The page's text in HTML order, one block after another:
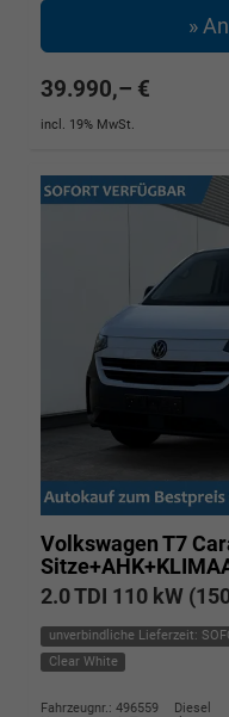
»
39.990,– €
incl. 19% MwSt.
Volkswagen T7
2.0 TDI 110 kW
unverbindliche Lieferzeit:
Clear White
Fahrzeugnr.: 496559
Diesel